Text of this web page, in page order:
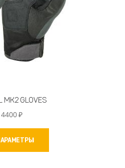
MK2 GLOVES
4400₽Диапазон
4200 ₽
имеет